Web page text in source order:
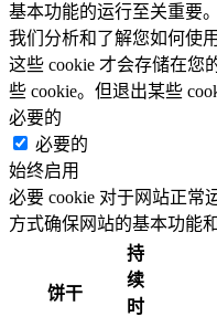
基本功能的运行至关重要
我们分析和了解您如何使
这些 cookie 才会存储在您
些 cookie。但退出某些
必要的
必要的
始终启用
必要 cookie 对于网站正常
方式确保网站的基本功能
饼干
持
续
时